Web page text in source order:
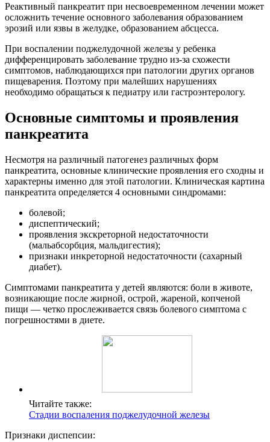
Реактивный панкреатит при несвоевременном лечении может
осложнить течение основного заболевания образованием
эрозий или язвы в желудке, образованием абсцесса.
При воспалении поджелудочной железы у ребенка
дифференцировать заболевание трудно из-за схожести
симптомов, наблюдающихся при патологии других органов
пищеварения. Поэтому при малейших нарушениях
необходимо обращаться к педиатру или гастроэнтерологу.
Основные симптомы и проявления
панкреатита
Несмотря на различный патогенез различных форм
панкреатита, основные клинические проявления его сходны и
характерны именно для этой патологии. Клиническая картина
панкреатита определяется 4 основными синдромами:
болевой;
диспептический;
проявления экскреторной недостаточности
(мальабсорбция, мальдигестия);
признаки инкреторной недостаточности (сахарный
диабет).
Симптомами панкреатита у детей являются: боли в животе,
возникающие после жирной, острой, жареной, копченой
пищи — четко прослеживается связь болевого симптома с
погрешностями в диете.
Читайте также:
Стадии воспаления поджелудочной железы
Признаки диспепсии: